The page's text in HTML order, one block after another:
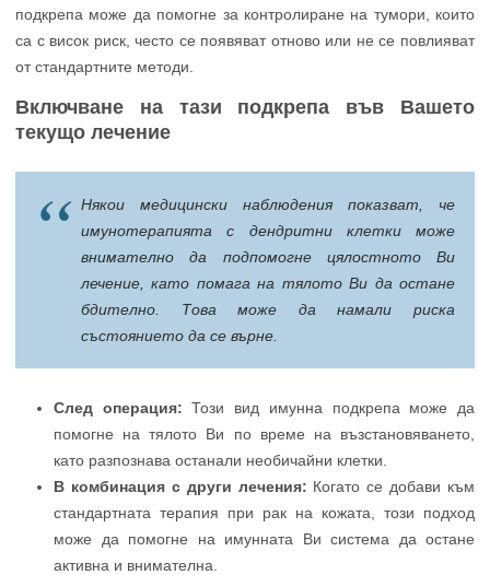
подкрепа може да помогне за контролиране на тумори, които
са с висок риск, често се появяват отново или не се повлияват
от стандартните методи.
Включване на тази подкрепа във Вашето
текущо лечение
Някои медицински наблюдения показват, че
имунотерапията с дендритни клетки може
внимателно да подпомогне цялостното Ви
лечение, като помага на тялото Ви да остане
бдително. Това може да намали риска
състоянието да се върне.
След операция: Този вид имунна подкрепа може да
помогне на тялото Ви по време на възстановяването,
като разпознава останали необичайни клетки.
В комбинация с други лечения: Когато се добави към
стандартната терапия при рак на кожата, този подход
може да помогне на имунната Ви система да остане
активна и внимателна.